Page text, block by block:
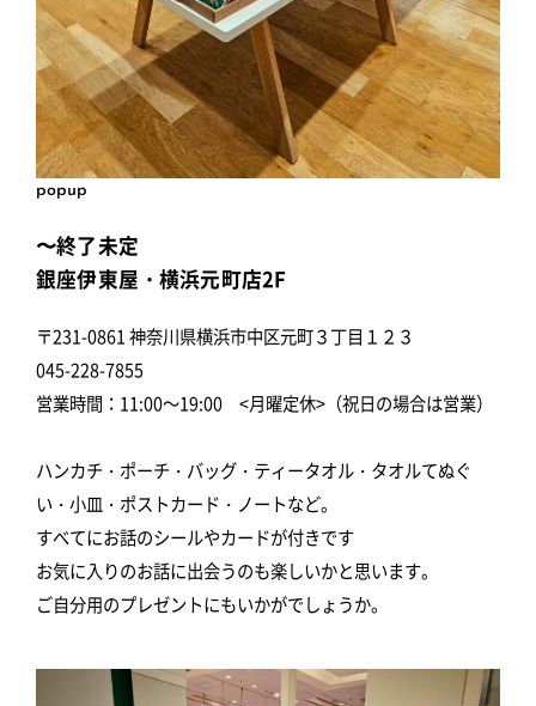
popup
〜終了未定
銀座伊東屋・横浜元町店2F
〒231-0861 神奈川県横浜市中区元町３丁目１２３
045-228-7855
営業時間：11:00～19:00 <月曜定休>（祝日の場合は営業）
ハンカチ・ポーチ・バッグ・ティータオル・タオルてぬぐ
い・小皿・ポストカード・ノートなど。
すべてにお話のシールやカードが付きです
お気に入りのお話に出会うのも楽しいかと思います。
ご自分用のプレゼントにもいかがでしょうか。